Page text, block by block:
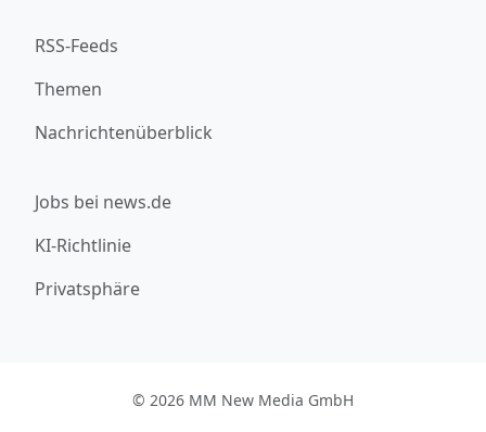
RSS-Feeds
Themen
Nachrichtenüberblick
Jobs bei news.de
KI-Richtlinie
Privatsphäre
© 2026 MM New Media GmbH